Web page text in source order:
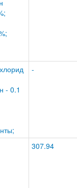
- 0.1
-
307.94